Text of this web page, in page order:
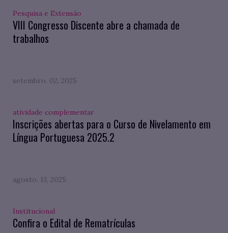
Pesquisa e Extensão
VIII Congresso Discente abre a chamada de
trabalhos
setembro. 02, 2025
atividade complementar
Inscrições abertas para o Curso de Nivelamento em
Língua Portuguesa 2025.2
agosto. 13, 2025
Institucional
Confira o Edital de Rematrículas